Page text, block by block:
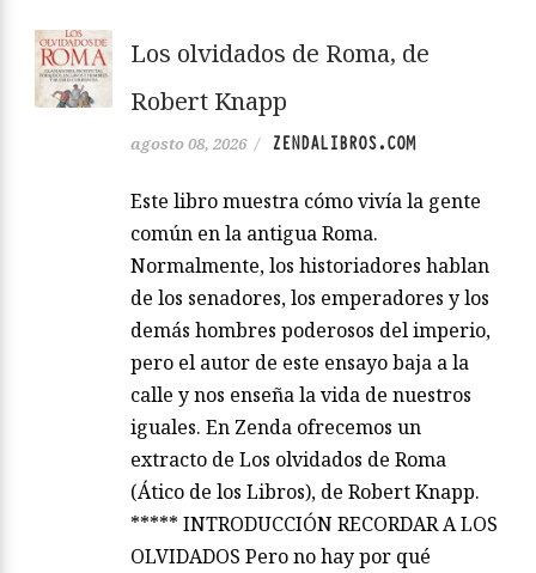
Los olvidados de Roma, de
Robert Knapp
agosto 08, 2026 / ZENDALIBROS.COM
Este libro muestra cómo vivía la gente
común en la antigua Roma.
Normalmente, los historiadores hablan
de los senadores, los emperadores y los
demás hombres poderosos del imperio,
pero el autor de este ensayo baja a la
calle y nos enseña la vida de nuestros
iguales. En Zenda ofrecemos un
extracto de Los olvidados de Roma
(Ático de los Libros), de Robert Knapp.
***** INTRODUCCIÓN RECORDAR A LOS
OLVIDADOS Pero no hay por qué